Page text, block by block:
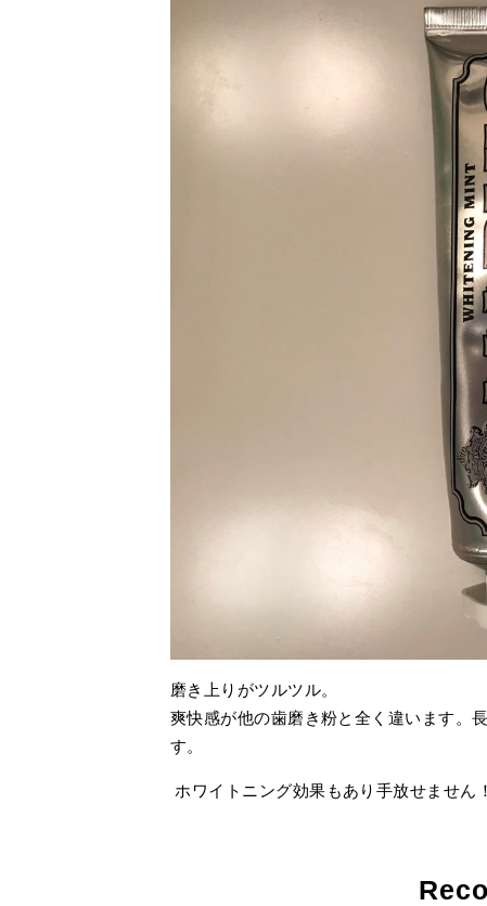
磨き上りがツルツル。
爽快感が他の歯磨き粉と全く違います。
す。
ホワイトニング効果もあり手放せません！